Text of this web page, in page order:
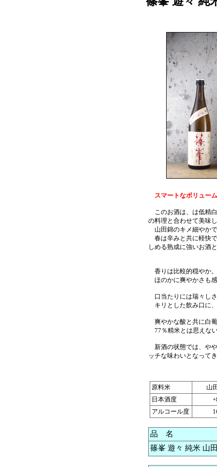
スマートなボリュー
このお酒は、は低精
の料理と合わせて美味
山田錦のキメ細やか
春は辛みと共に軽快
しめる熟成に強いお酒
香りは比較的穏やか。
ほのかに爽やかさも
口当たりには瑞々し
キリとした飲み口に
爽やかな酸と共に白
77％精米とは思えな
新酒の状態では、や
ッチな味わいとなって
原料米
山
日本酒度
アルコール度
品 名
篠峯 遊々 純米 山